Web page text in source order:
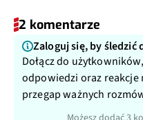
2 komentarze
Zaloguj się, by śledzić
Dołącz do
odpowiedzi oraz reakcje
przegap ważnych
Możesz dodać 3